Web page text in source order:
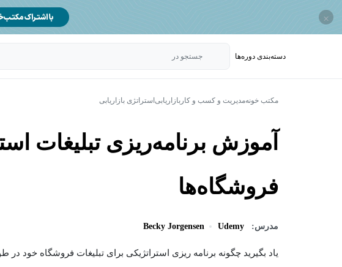
×
دسته‌بندی‌ دوره‌ها جستجو در
مکتب خونهمدیریت و کسب و کار بازاریابی استراتژی بازاریابی
آموزش برنامه‌ریزی تبلیغات
فروشگاه‌ها
مدرس: Udemy
Becky Jorgensen
یاد بگیرید چگونه برنامه ریزی استراتژیکی برای تبلیغات فروشگاه خود در